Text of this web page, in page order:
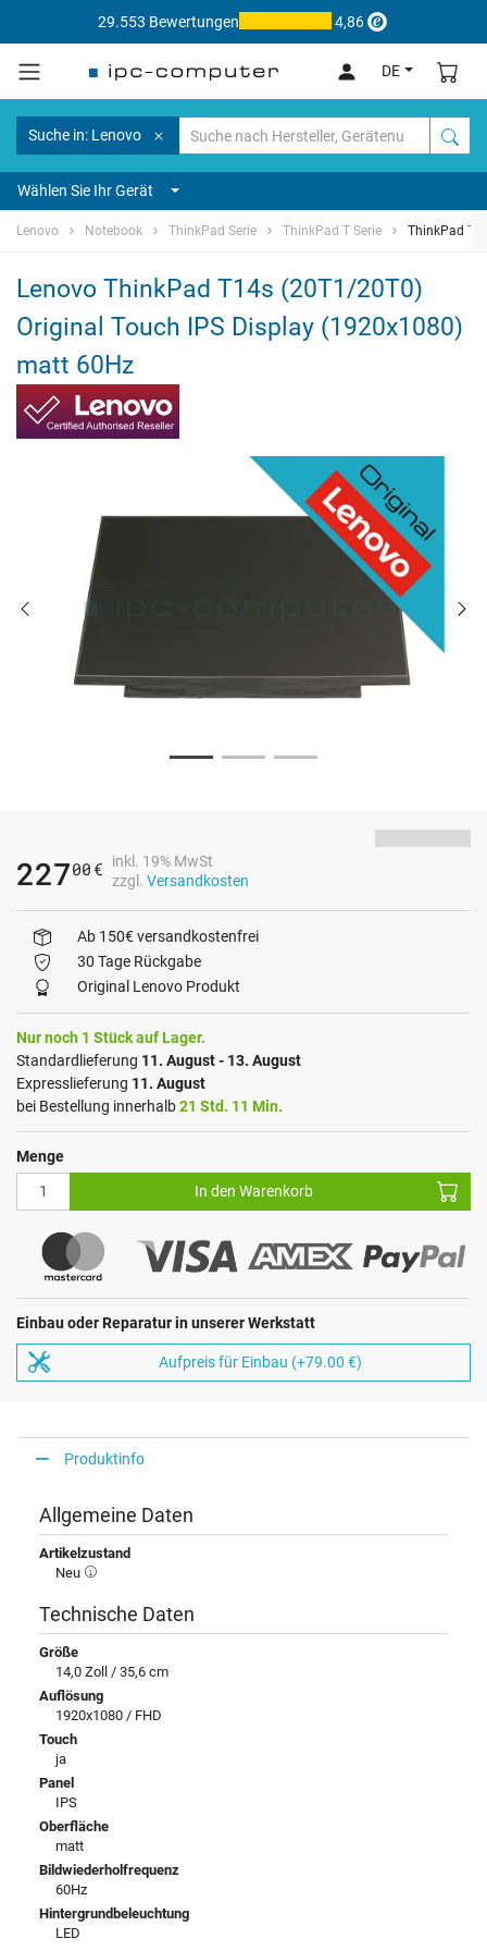
29.553 Bewertungen 4,86
DE
Suche in: Lenovo
Wählen Sie Ihr Gerät
Lenovo Notebook ThinkPad Serie ThinkPad T Serie ThinkPad
Lenovo ThinkPad T14s (20T1/20T0)
Original Touch IPS Display (1920x1080)
matt 60Hz
22700 €
inkl. 19% MwSt
zzgl. Versandkosten
Ab 150€ versandkostenfrei
30 Tage Rückgabe
Original Lenovo Produkt
Nur noch 1 Stück auf Lager.
Standardlieferung 11. August - 13. August
Expresslieferung 11. August
bei Bestellung innerhalb21 Std. 11 Min.
Menge
In den Warenkorb
Einbau oder Reparatur in unserer Werkstatt
Aufpreis für Einbau (+79.00 €)
Produktinfo
Allgemeine Daten
Artikelzustand
Neu
Technische Daten
Größe
14,0 Zoll / 35,6 cm
Auflösung
1920x1080 / FHD
Touch
ja
Panel
IPS
Oberfläche
matt
Bildwiederholfrequenz
60Hz
Hintergrundbeleuchtung
LED